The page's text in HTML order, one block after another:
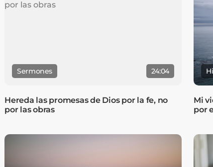
Sermones 24:04
Hereda las promesas de Dios por la fe, no
por las obras
Mi
por